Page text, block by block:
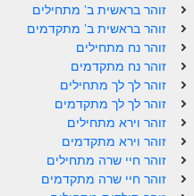
ספר הזוהר לך לך מתקדמים
ספר הזוהר וירא מתחילים
ספר הזוהר וירא מתקדמים
ספר הזוהר חיי שרה מתחילים
ספר הזוהר חיי שרה מתקדמים
ספר הזוהר תולדות מתחילים
זוהר בראשית ב' מתחילים
זוהר בראשית ב' מתקדמים
זוהר נח מתחילים
זוהר נח מתקדמים
זוהר לך לך מתחילים
זוהר לך לך מתקדמים
זוהר וירא מתחילים
זוהר וירא מתקדמים
זוהר חיי שרה מתחילים
זוהר חיי שרה מתקדמים